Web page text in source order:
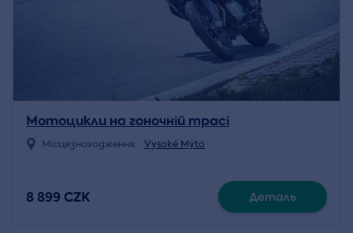
Мотоцикли на гоночній трасі
Місцезнаходження: Vysoké Mýto
8 899 CZK Деталь